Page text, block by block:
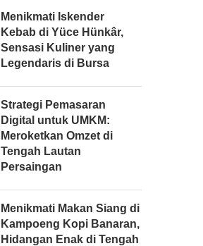
Menikmati Iskender
Kebab di Yüce Hünkâr,
Sensasi Kuliner yang
Legendaris di Bursa
Strategi Pemasaran
Digital untuk UMKM:
Meroketkan Omzet di
Tengah Lautan
Persaingan
Menikmati Makan Siang di
Kampoeng Kopi Banaran,
Hidangan Enak di Tengah